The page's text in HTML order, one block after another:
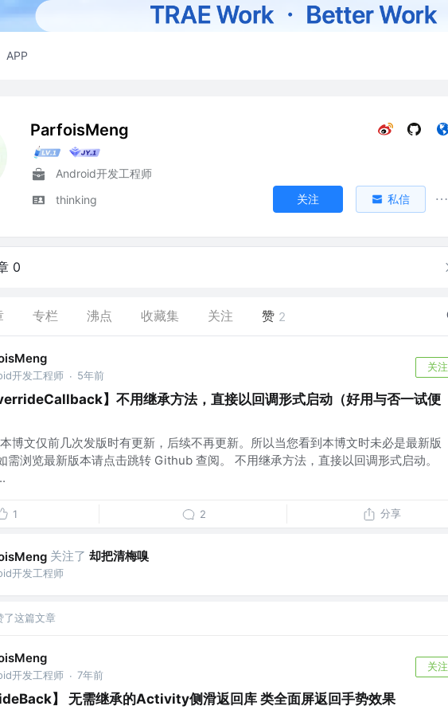
APP
ParfoisMeng
Android开发工程师
thinking
关注 私信
0
专栏 沸点 收藏集 关注 赞 2
开发工程师 · 5年前
关注
】不用继承方法，直接以回调形式启动（好用与否一试便
博文仅前几次发版时有更新，后续不再更新。所以当您看到本博文时未必是最新版
需浏览最新版本请点击跳转 Github 查阅。 不用继承方法，直接以回调形式启动。
1 2 分享
关注了 却把清梅嗅
开发工程师
了这篇文章
开发工程师 · 7年前
关注
】 无需继承的Activity侧滑返回库 类全面屏返回手势效果